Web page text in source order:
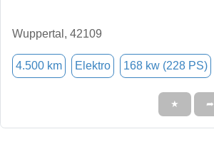
Wuppertal, 42109
4.500 km Elektro 168 kw (228 PS)
★ ➦